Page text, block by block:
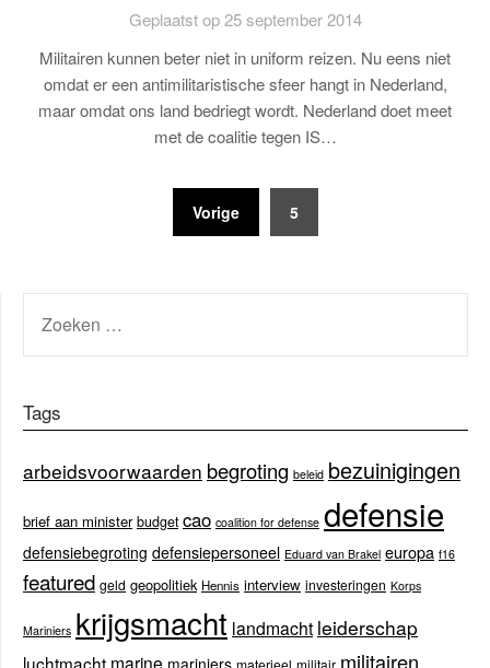
Geplaatst op 25 september 2014
Militairen kunnen beter niet in uniform reizen. Nu eens niet
omdat er een antimilitaristische sfeer hangt in Nederland,
maar omdat ons land bedriegt wordt. Nederland doet meet
met de coalitie tegen IS…
Vorige 5
NAAR:
Tags
arbeidsvoorwaarden begroting beleid bezuinigingen
brief aan minister budget cao coalition for defense defensie
defensiebegroting defensiepersoneel Eduard van Brakel europa f16
featured geld geopolitiek Hennis interview investeringen Korps
Mariniers krijgsmacht landmacht leiderschap
luchtmacht marine mariniers materieel militair militairen